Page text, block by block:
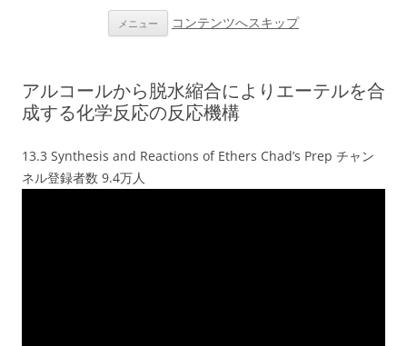
メニュー コンテンツへスキップ
アルコールから脱水縮合によりエーテルを合
成する化学反応の反応機構
13.3 Synthesis and Reactions of Ethers Chad’s Prep チャン
ネル登録者数 9.4万人